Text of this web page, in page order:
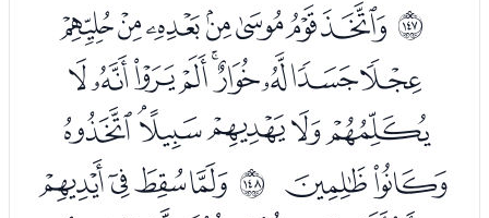
ﲒ ﮫﮬﮭﮮﮯﮰﮱ
ﯓﯔﯕﯖﯗﯘﯙﯚﯛ
ﯜﯝﯞﯟﯠﯡ
ﯢﯣ ﲓ ﯥﯦﯧﯨ